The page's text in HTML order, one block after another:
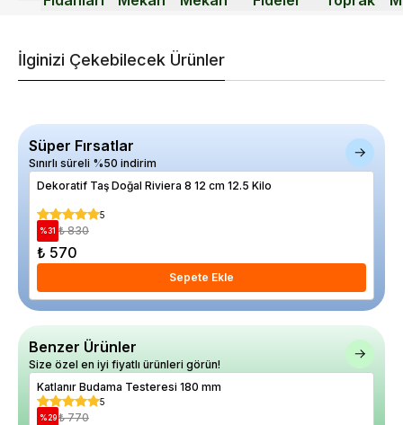
İlginizi Çekebilecek Ürünler
Süper Fırsatlar
Sınırlı süreli %50 indirim
Dekoratif Taş Doğal Riviera 8 12 cm 12.5 Kilo
5
%31 ₺ 830
₺ 570
Sepete Ekle
Benzer Ürünler
Size özel en iyi fiyatlı ürünleri görün!
Katlanır Budama Testeresi 180 mm
5
%29 ₺ 770